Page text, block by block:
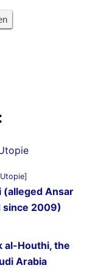
Ansar
since 2009)
al-Houthi, the
Arabia